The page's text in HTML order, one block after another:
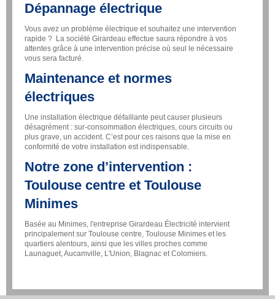
Dépannage électrique
Vous avez un problème électrique et souhaitez une intervention
rapide ? La société Girardeau effectue saura répondre à vos
attentes grâce à une intervention précise où seul le nécessaire
vous sera facturé.
Maintenance et normes
électriques
Une installation électrique défaillante peut causer plusieurs
désagrément : sur-consommation électriques, cours circuits ou
plus grave, un accident. C’est pour ces raisons que la mise en
conformité de votre installation est indispensable.
Notre zone d’intervention :
Toulouse centre et Toulouse
Minimes
Basée au Minimes, l'entreprise Girardeau Électricité intervient
principalement sur Toulouse centre, Toulouse Minimes et les
quartiers alentours, ainsi que les villes proches comme
Launaguet, Aucamville, L'Union, Blagnac et Colomiers.